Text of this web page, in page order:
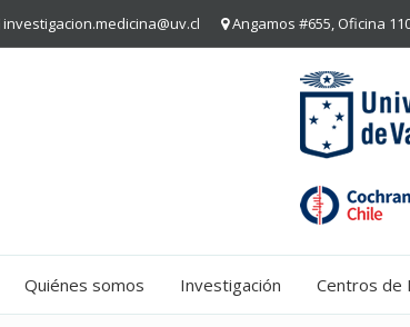
investigacion.medicina@uv.cl Angamos #655, Oficina
Quiénes somos Investigación Centros de